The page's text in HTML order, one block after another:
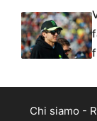
Chi siamo -